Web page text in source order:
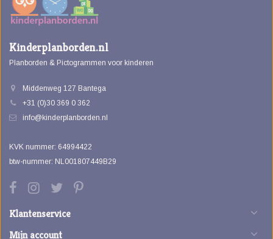
Kinderplanborden.nl
Planborden & Pictogrammen voor kinderen
Middenweg 127 Bantega
+31 (0)30 369 0 362
info@kinderplanborden.nl
KVK nummer: 64994422
btw-nummer: NL001807449B29
Klantenservice
Mijn account